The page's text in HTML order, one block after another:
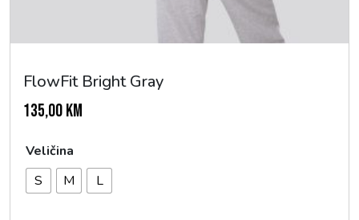
FlowFit Bright Gray
135,00KM
Veličina
S
M L